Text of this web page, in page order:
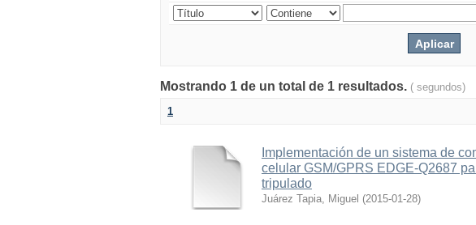
Mostrando 1 de un total de 1 resultados. ( segundos)
1
Implementación de un sistema de
celular GSM/GPRS EDGE-Q2687
tripulado
Juárez Tapia, Miguel (2015-01-28)